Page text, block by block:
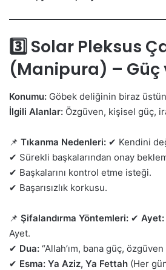
3️⃣ Solar Pleksus
(Manipura) – Güç
Konumu: Göbek deliğinin biraz
İlgili Alanlar: Özgüven, kişisel güç,
📌 Tıkanma Nedenleri: ✔ Kendini
✔ Sürekli başkalarından onay
✔ Başkalarını kontrol etme isteği.
✔ Başarısızlık korkusu.
📌 Şifalandırma Yöntemleri: ✔ Ayet:
Ayet.
✔ Dua: “Allah’ım, bana güç,
✔ Esma: Ya Aziz, Ya Fettah (Her